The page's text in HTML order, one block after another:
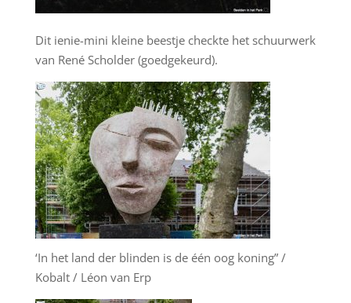
Dit ienie-mini kleine beestje checkte het schuurwerk
van René Scholder (goedgekeurd).
‘In het land der blinden is de één oog koning” /
Kobalt / Léon van Erp